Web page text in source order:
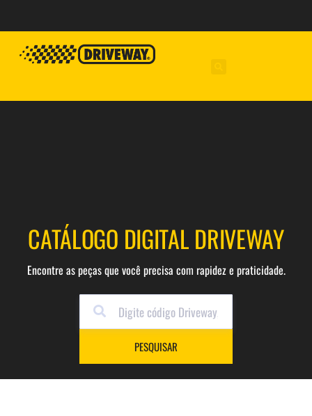
CATÁLOGO DIGITAL DRIVEWAY
Encontre as peças que você precisa com rapidez e praticidade.
PESQUISAR